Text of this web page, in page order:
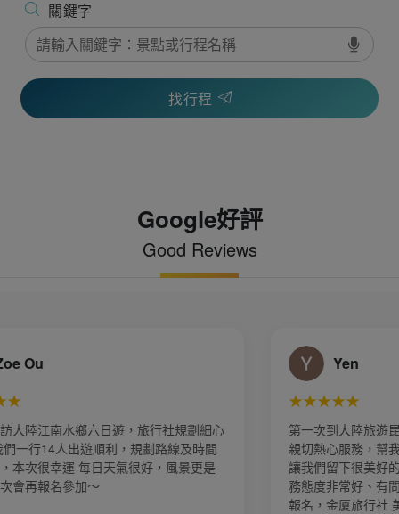
找行程
Google好評
Good Reviews
第一次到大陸旅遊昆大麗8天之旅，謝謝導遊白白
親切熱心服務，幫我跟先生拍了好多漂亮的照片，
讓我們留下很美好的回憶，業務 郭賢齊小帥哥服
務態度非常好、有問必答 行程確實不錯，請找他